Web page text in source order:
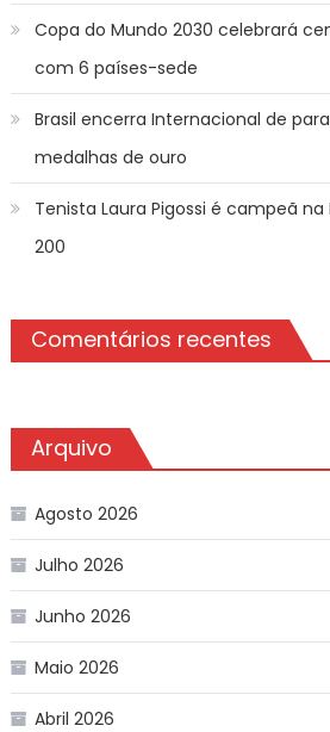
Copa do Mundo 2030 celebrará
com 6 países-sede
Brasil encerra Internacional de
medalhas de ouro
Tenista Laura Pigossi é campeã
200
Comentários recentes
Arquivo
Agosto 2026
Julho 2026
Junho 2026
Maio 2026
Abril 2026